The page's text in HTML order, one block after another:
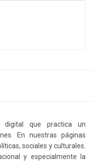
digital que practica un
En nuestras páginas
sociales y culturales.
y especialmente la